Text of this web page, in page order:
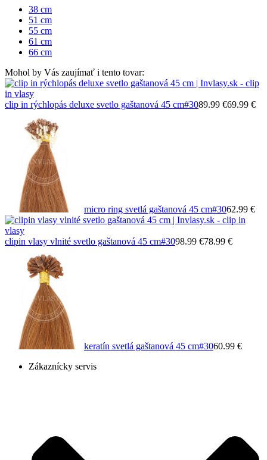
38 cm
51 cm
55 cm
61 cm
66 cm
Mohol by Vás zaujímať i tento tovar:
clip in rýchlopás deluxe svetlo gaštanová 45 cm#3089.99 €69.99 €
micro ring svetlá gaštanová 45 cm#3062.99 €
clipin vlasy vlnité svetlo gaštanová 45 cm#3098.99 €78.99 €
keratín svetlá gaštanová 45 cm#3060.99 €
Zákaznícky servis